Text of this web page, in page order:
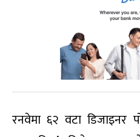
रनवेमा ६२ वटा डिजाइनर